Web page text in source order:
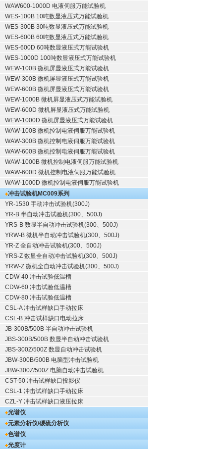
WAW600-1000D 电液伺服万能试验机
WES-100B 10吨数显液压式万能试验机
WES-300B 30吨数显液压式万能试验机
WES-600B 60吨数显液压式万能试验机
WES-600D 60吨数显液压式万能试验机
WES-1000D 100吨数显液压式万能试验机
WEW-100B 微机屏显液压式万能试验机
WEW-300B 微机屏显液压式万能试验机
WEW-600B 微机屏显液压式万能试验机
WEW-1000B 微机屏显液压式万能试验机
WEW-600D 微机屏显液压式万能试验机
WEW-1000D 微机屏显液压式万能试验机
WAW-100B 微机控制电液伺服万能试验机
WAW-300B 微机控制电液伺服万能试验机
WAW-600B 微机控制电液伺服万能试验机
WAW-1000B 微机控制电液伺服万能试验机
WAW-600D 微机控制电液伺服万能试验机
WAW-1000D 微机控制电液伺服万能试验机
冲击试验机MC009系列
YR-1530 手动冲击试验机(300J)
YR-B 半自动冲击试验机(300、500J)
YRS-B 数显半自动冲击试验机(300、500J)
YRW-B 微机半自动冲击试验机(300、500J)
YR-Z 全自动冲击试验机(300、500J)
YRS-Z 数显全自动冲击试验机(300、500J)
YRW-Z 微机全自动冲击试验机(300、500J)
CDW-40 冲击试验低温槽
CDW-60 冲击试验低温槽
CDW-80 冲击试验低温槽
CSL-A 冲击试样缺口手动拉床
CSL-B 冲击试样缺口电动拉床
JB-300B/500B 半自动冲击试验机
JBS-300B/500B 数显半自动冲击试验机
JBS-300Z/500Z 数显自动冲击试验机
JBW-300B/500B 电脑型冲击试验机
JBW-300Z/500Z 电脑自动冲击试验机
CST-50 冲击试样缺口投影仪
CSL-1 冲击试样缺口手动拉床
CZL-Y 冲击试样缺口液压拉床
光谱仪
元素分析仪/碳硫分析仪
色谱仪
光度计